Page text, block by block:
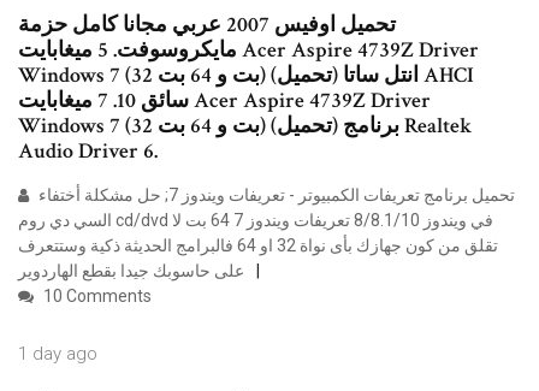
تحميل اوفيس 2007 عربي مجانا كامل حزمة
مايكروسوفت. 5 ميغابايت Acer Aspire 4739Z Driver
Windows 7 (32 بت و 64 بت) (تحميل) انتل ساتا AHCI
سائق 10. 7 ميغابايت Acer Aspire 4739Z Driver
Windows 7 (32 بت و 64 بت) (تحميل) برنامج Realtek
Audio Driver 6.
السي دي روم cd/dvd في ويندوز 8/8.1/10 تعريفات ويندوز 7 64 بت لا
تقلق من كون جهازك بأى نواة 32 او 64 فالبرامج الحديثة ذكية وستتعرف
على حاسوبك جيدا بقطع الهاردوير
10 Comments
1 day ago